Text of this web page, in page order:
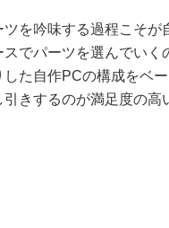
を吟味する過程こそが
でパーツを選んでい
した自作PCの構成をベ
引きするのが満足度の高